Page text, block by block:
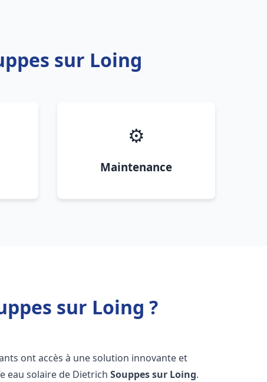
sur Loing
⚙️
Maintenance
sur Loing ?
ont accès à une solution innovante et
eau solaire de DietrichSouppes sur Loing.